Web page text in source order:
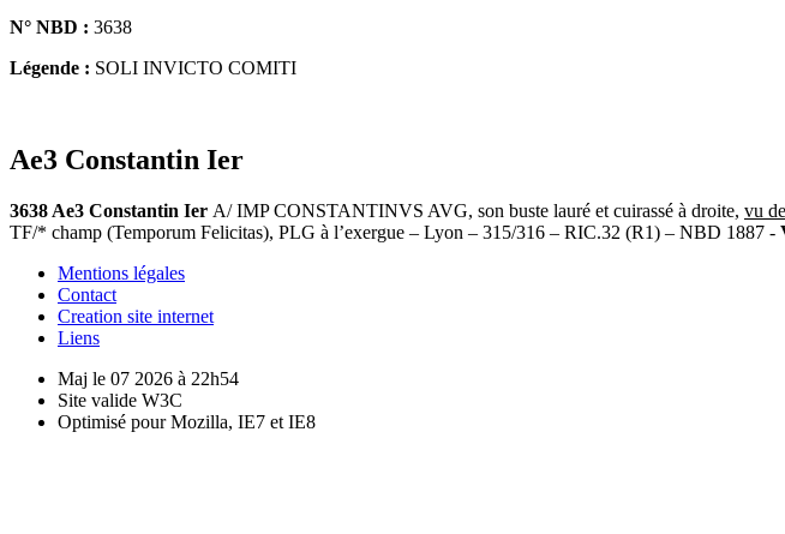
N° NBD : 3638
Légende : SOLI INVICTO COMITI
Ae3 Constantin Ier
3638 Ae3 Constantin Ier A/ IMP CONSTANTINVS AVG, son buste lauré et cuirassé à droite, vu
TF/* champ (Temporum Felicitas), PLG à l’exergue – Lyon – 315/316 – RIC.32 (R1) – NBD 1887 -
Mentions légales
Contact
Creation site internet
Liens
Maj le 07 2026 à 22h54
Site valide W3C
Optimisé pour Mozilla, IE7 et IE8